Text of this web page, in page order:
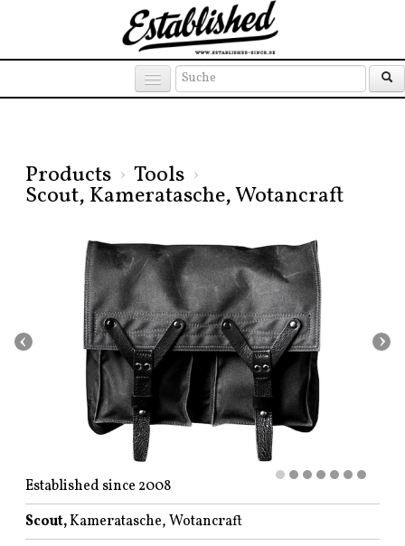
Products › Tools ›
Scout, Kameratasche, Wotancraft
‹ ›
Established since 2008
Scout,Kameratasche, Wotancraft